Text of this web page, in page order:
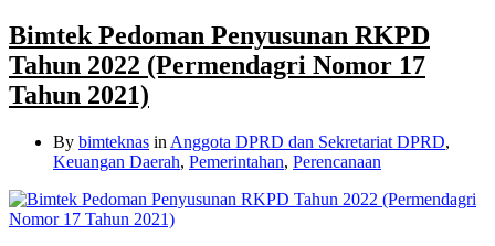
Bimtek Pedoman Penyusunan RKPD
Tahun 2022 (Permendagri Nomor 17
Tahun 2021)
By bimteknas in Anggota DPRD dan Sekretariat DPRD,
Keuangan Daerah, Pemerintahan, Perencanaan